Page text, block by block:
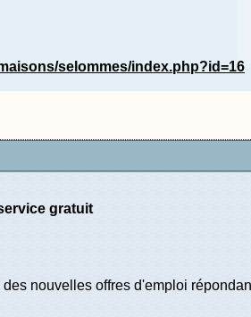
selommes/index.php?id=16
gratuit
nouvelles offres d'emploi